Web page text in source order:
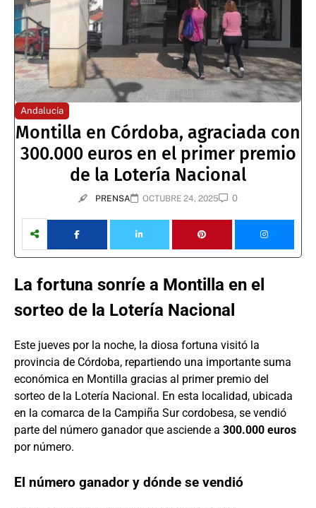
Andalucía
Montilla en Córdoba, agraciada con
300.000 euros en el primer premio
de la Lotería Nacional
PRENSA OCTUBRE 24, 2025 0
La fortuna sonríe a Montilla en el
sorteo de la Lotería Nacional
Este jueves por la noche, la diosa fortuna visitó la
provincia de Córdoba, repartiendo una importante suma
económica en Montilla gracias al primer premio del
sorteo de la Lotería Nacional. En esta localidad, ubicada
en la comarca de la Campiña Sur cordobesa, se vendió
parte del número ganador que asciende a 300.000 euros
por número.
El número ganador y dónde se vendió